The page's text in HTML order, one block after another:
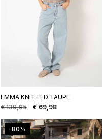
EMMA KNITTED TAUPE
€139,95
Oorspronkelijke
prijs
was:
€ 139,95.
€ 69,98
Huidige
prijs
is:
€ 69,98.
-80%